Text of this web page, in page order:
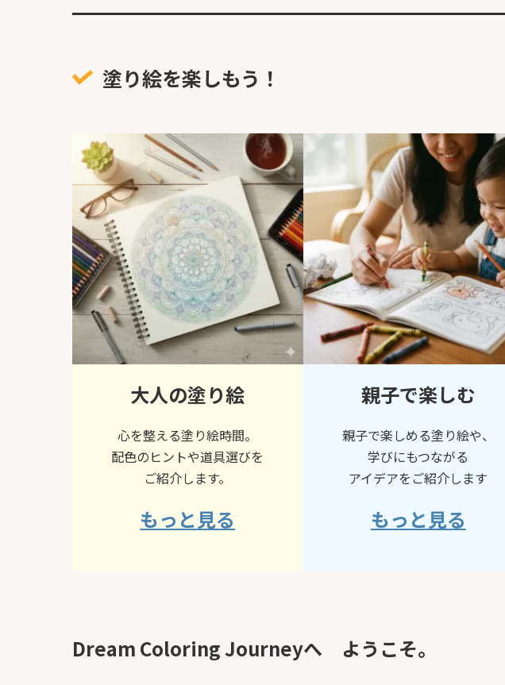
塗り絵を楽しもう！
大人の塗り絵
心を整える塗り絵時間。
配色のヒントや道具選びを
ご紹介します。
もっと見る
親子で楽しむ
親子で楽しめる塗り絵や、
学びにもつながる
アイデアをご紹介します
もっと見る
Dream Coloring Journeyへ ようこそ。